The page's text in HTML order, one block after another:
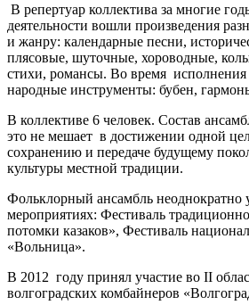
В репертуар коллектива за многие
деятельности вошли произведения
и жанру: календарные песни,
плясовые, шуточные, хороводные,
стихи, романсы. Во время исполнения
народные инструменты: бубен,
В коллективе 6 человек. Состав
это не мешает в достижении одной
сохранению и передаче будущему
культуры местной традиции.
Фольклорный ансамбль неоднократно
мероприятиях: Фестиваль
потомки казаков», Фестиваль
«Вольница».
В 2012 году принял участие во II
волгоградских комбайнеров